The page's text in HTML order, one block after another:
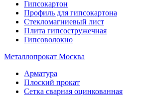
Гипсокартон
Профиль для гипсокартона
Стекломагниевый лист
Плита гипсостружечная
Гипсоволокно
Металлопрокат Москва
Арматура
Плоский прокат
Сетка сварная оцинкованная